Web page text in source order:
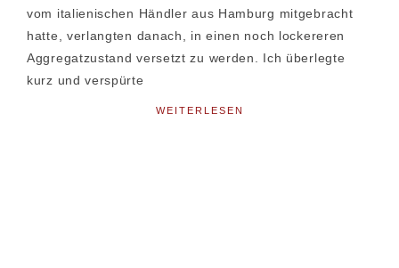
vom italienischen Händler aus Hamburg mitgebracht
hatte, verlangten danach, in einen noch lockereren
Aggregatzustand versetzt zu werden. Ich überlegte
kurz und verspürte
WEITERLESEN